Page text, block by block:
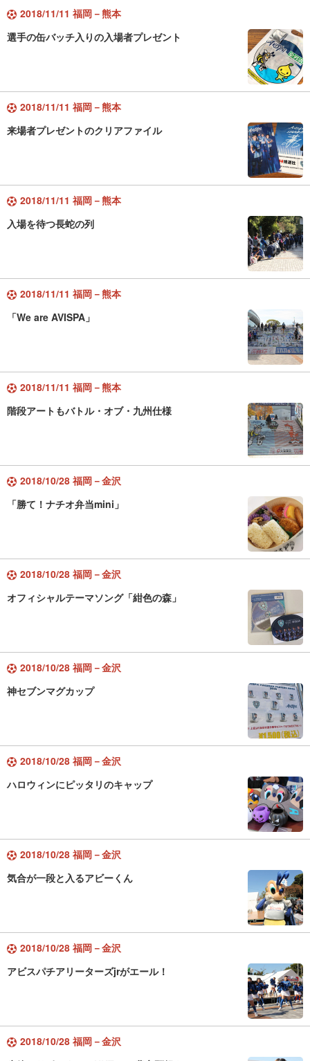
2018/11/11 福岡－熊本
選手の缶バッチ入りの入場者プレゼント
2018/11/11 福岡－熊本
来場者プレゼントのクリアファイル
2018/11/11 福岡－熊本
入場を待つ長蛇の列
2018/11/11 福岡－熊本
「We are AVISPA」
2018/11/11 福岡－熊本
階段アートもバトル・オブ・九州仕様
2018/10/28 福岡－金沢
「勝て！ナチオ弁当mini」
2018/10/28 福岡－金沢
オフィシャルテーマソング「紺色の森」
2018/10/28 福岡－金沢
神セブンマグカップ
2018/10/28 福岡－金沢
ハロウィンにピッタリのキャップ
2018/10/28 福岡－金沢
気合が一段と入るアビーくん
2018/10/28 福岡－金沢
アビスパチアリーターズjrがエール！
2018/10/28 福岡－金沢